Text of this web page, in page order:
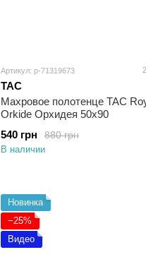
Артикул: p-71319673 2
TAC
Махровое полотенце TAC
Orkide Орхидея 50х90
880 грн
540 грн
В наличии
Новинка
−25%
Видео